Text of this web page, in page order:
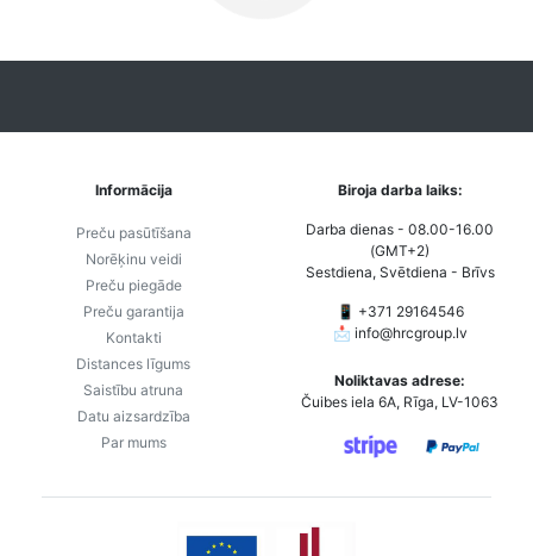
Informācija
Preču pasūtīšana
Norēķinu veidi
Preču piegāde
Preču garantija
Kontakti
Distances līgums
Saistību atruna
Datu aizsardzība
Par mums
Biroja darba laiks:
Darba dienas - 08.00-16.00
(GMT+2)
Sestdiena, Svētdiena - Brīvs
📱 +371 29164546
📩 info@hrcgroup.lv
Noliktavas adrese:
Čuibes iela 6A, Rīga, LV-1063